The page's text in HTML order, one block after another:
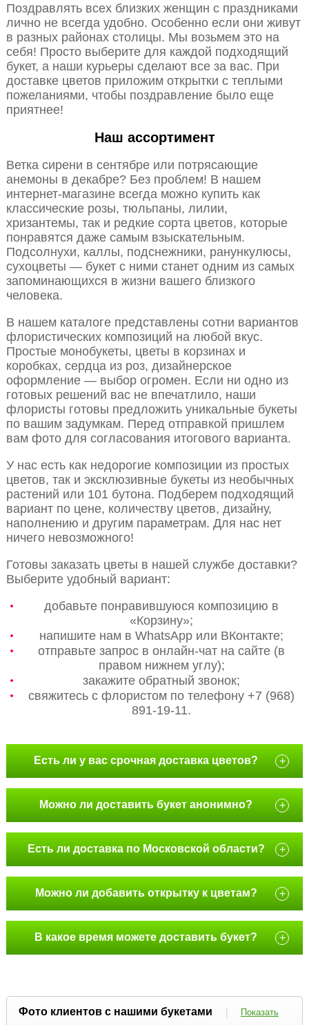
Поздравлять всех близких женщин с праздниками
лично не всегда удобно. Особенно если они живут
в разных районах столицы. Мы возьмем это на
себя! Просто выберите для каждой подходящий
букет, а наши курьеры сделают все за вас. При
доставке цветов приложим открытки с теплыми
пожеланиями, чтобы поздравление было еще
приятнее!
Наш ассортимент
Ветка сирени в сентябре или потрясающие
анемоны в декабре? Без проблем! В нашем
интернет-магазине всегда можно купить как
классические розы, тюльпаны, лилии,
хризантемы, так и редкие сорта цветов, которые
понравятся даже самым взыскательным.
Подсолнухи, каллы, подснежники, ранункулюсы,
сухоцветы — букет с ними станет одним из самых
запоминающихся в жизни вашего близкого
человека.
В нашем каталоге представлены сотни вариантов
флористических композиций на любой вкус.
Простые монобукеты, цветы в корзинах и
коробках, сердца из роз, дизайнерское
оформление — выбор огромен. Если ни одно из
готовых решений вас не впечатлило, наши
флористы готовы предложить уникальные букеты
по вашим задумкам. Перед отправкой пришлем
вам фото для согласования итогового варианта.
У нас есть как недорогие композиции из простых
цветов, так и эксклюзивные букеты из необычных
растений или 101 бутона. Подберем подходящий
вариант по цене, количеству цветов, дизайну,
наполнению и другим параметрам. Для нас нет
ничего невозможного!
Готовы заказать цветы в нашей службе доставки?
Выберите удобный вариант:
добавьте понравившуюся композицию в
«Корзину»;
напишите нам в WhatsApp или ВКонтакте;
отправьте запрос в онлайн-чат на сайте (в
правом нижнем углу);
закажите обратный звонок;
свяжитесь с флористом по телефону +7 (968)
891-19-11.
Есть ли у вас срочная доставка цветов? +
Можно ли доставить букет анонимно? +
Есть ли доставка по Московской области? +
Можно ли добавить открытку к цветам? +
В какое время можете доставить букет? +
Фото клиентов с нашими букетами |
Показать